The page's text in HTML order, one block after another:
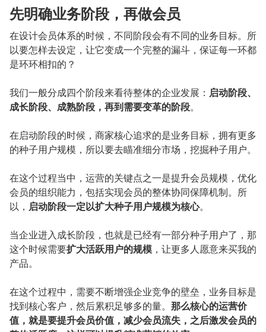
先明确业务阶段，再做会员
在设计会员体系的时候，不同阶段会有不同的业务目标。所
以要怎样去设定，让它变成一个完整的漏斗，保证每一环都
是环环相扣的？
我们一般分成四个阶段来看待整体的企业发展： 启动阶段、
成长阶段、成熟阶段，再到需要变革的阶段。
在启动阶段的时候，商家核心追求的是业务目标，拥有更多
的种子用户规模，所以要去瞄准细分市场，挖掘种子用户。
在这个过程当中，运营的关键点之一是提升会员规模，优化
会员的组织能力，包括实现会员的整体协同保障机制。所
以， 启动阶段一定以扩大种子用户规模为核心。
当企业进入成长阶段，也就是已经有一部分种子用户了，那
这个时候需要扩大活跃用户的规模 ，让更多人愿意来买我的
产品。
在这个过程中，需要不断增强企业竞争的壁垒，业务目标是
找到核心客户，然后累积足够多的量。 那么核心的运营价
值，就是要提升会员价值，减少会员流失，之后激发会员的